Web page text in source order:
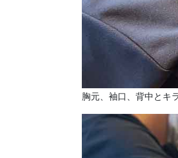
胸元、袖口、背中とキ